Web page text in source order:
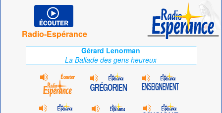
Radio-Espérance
Gérard Lenorman
La Ballade des gens heureux